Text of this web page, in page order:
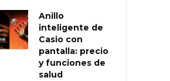
Anillo
inteligente de
Casio con
pantalla: precio
y funciones de
salud